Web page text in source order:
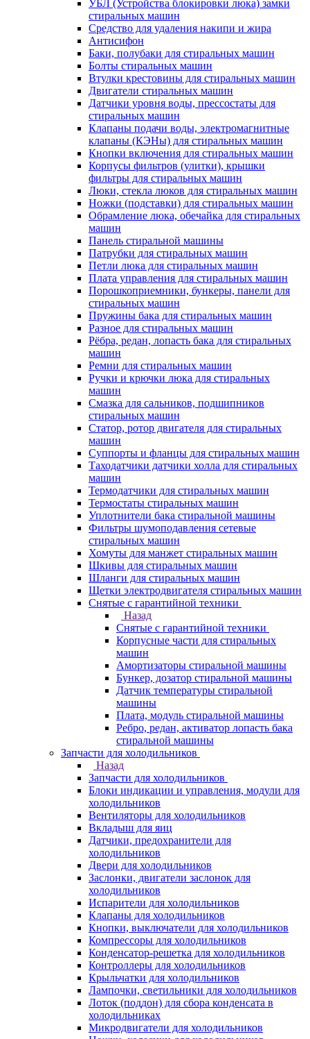
УБЛ (Устройства блокировки люка) замки
стиральных машин
Средство для удаления накипи и жира
Антисифон
Баки, полубаки для стиральных машин
Болты стиральных машин
Втулки крестовины для стиральных машин
Двигатели стиральных машин
Датчики уровня воды, прессостаты для
стиральных машин
Клапаны подачи воды, электромагнитные
клапаны (КЭНы) для стиральных машин
Кнопки включения для стиральных машин
Корпусы фильтров (улитки), крышки
фильтры для стиральных машин
Люки, стекла люков для стиральных машин
Ножки (подставки) для стиральных машин
Обрамление люка, обечайка для стиральных
машин
Панель стиральной машины
Патрубки для стиральных машин
Петли люка для стиральных машин
Плата управления для стиральных машин
Порошкоприемники, бункеры, панели для
стиральных машин
Пружины бака для стиральных машин
Разное для стиральных машин
Рёбра, редан, лопасть бака для стиральных
машин
Ремни для стиральных машин
Ручки и крючки люка для стиральных
машин
Смазка для сальников, подшипников
стиральных машин
Статор, ротор двигателя для стиральных
машин
Суппорты и фланцы для стиральных машин
Таходатчики датчики холла для стиральных
машин
Термодатчики для стиральных машин
Термостаты стиральных машин
Уплотнители бака стиральной машины
Фильтры шумоподавления сетевые
стиральных машин
Хомуты для манжет стиральных машин
Шкивы для стиральных машин
Шланги для стиральных машин
Щетки электродвигателя стиральных машин
Снятые с гарантийной техники
Назад
Снятые с гарантийной техники
Корпусные части для стиральных
машин
Амортизаторы стиральной машины
Бункер, дозатор стиральной машины
Датчик температуры стиральной
машины
Плата, модуль стиральной машины
Ребро, редан, активатор лопасть бака
стиральной машины
Запчасти для холодильников
Назад
Запчасти для холодильников
Блоки индикации и управления, модули для
холодильников
Вентиляторы для холодильников
Вкладыш для яиц
Датчики, предохранители для
холодильников
Двери для холодильников
Заслонки, двигатели заслонок для
холодильников
Испарители для холодильников
Клапаны для холодильников
Кнопки, выключатели для холодильников
Компрессоры для холодильников
Конденсатор-решетка для холодильников
Контроллеры для холодильников
Крыльчатки для холодильников
Лампочки, светильники для холодильников
Лоток (поддон) для сбора конденсата в
холодильниках
Микродвигатели для холодильников